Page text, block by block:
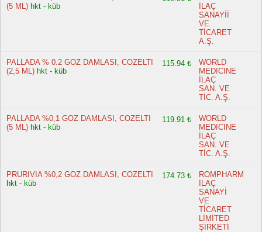
(5 ML) hkt - küb
İLAÇ
SANAYİİ
VE
TİCARET
A.Ş.
PALLADA % 0.2 GOZ DAMLASI, COZELTI
(2,5 ML) hkt - küb
115.94 ₺
WORLD
MEDICINE
İLAÇ
SAN. VE
TİC. A.Ş.
PALLADA %0,1 GOZ DAMLASI, COZELTI
(5 ML) hkt - küb
119.91 ₺
WORLD
MEDICINE
İLAÇ
SAN. VE
TİC. A.Ş.
PRURIVIA %0,2 GOZ DAMLASI, COZELTI
hkt - küb
174.73 ₺
ROMPHARM
İLAÇ
SANAYİ
VE
TİCARET
LİMİTED
ŞİRKETİ